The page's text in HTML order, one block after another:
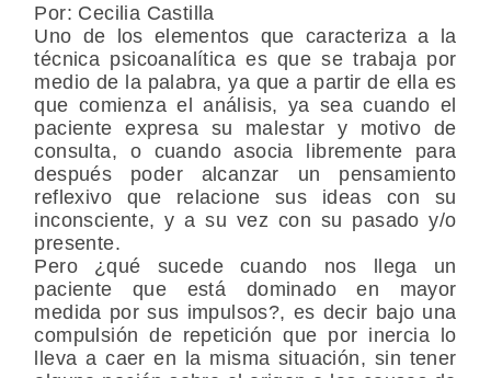
Por: Cecilia Castilla
Uno de los elementos que caracteriza a la
técnica psicoanalítica es que se trabaja por
medio de la palabra, ya que a partir de ella es
que comienza el análisis, ya sea cuando el
paciente expresa su malestar y motivo de
consulta, o cuando asocia libremente para
después poder alcanzar un pensamiento
reflexivo que relacione sus ideas con su
inconsciente, y a su vez con su pasado y/o
presente.
Pero ¿qué sucede cuando nos llega un
paciente que está dominado en mayor
medida por sus impulsos?, es decir bajo una
compulsión de repetición que por inercia lo
lleva a caer en la misma situación, sin tener